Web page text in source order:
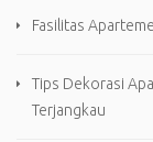
Fasilitas
Tips Dekorasi
Terjangkau